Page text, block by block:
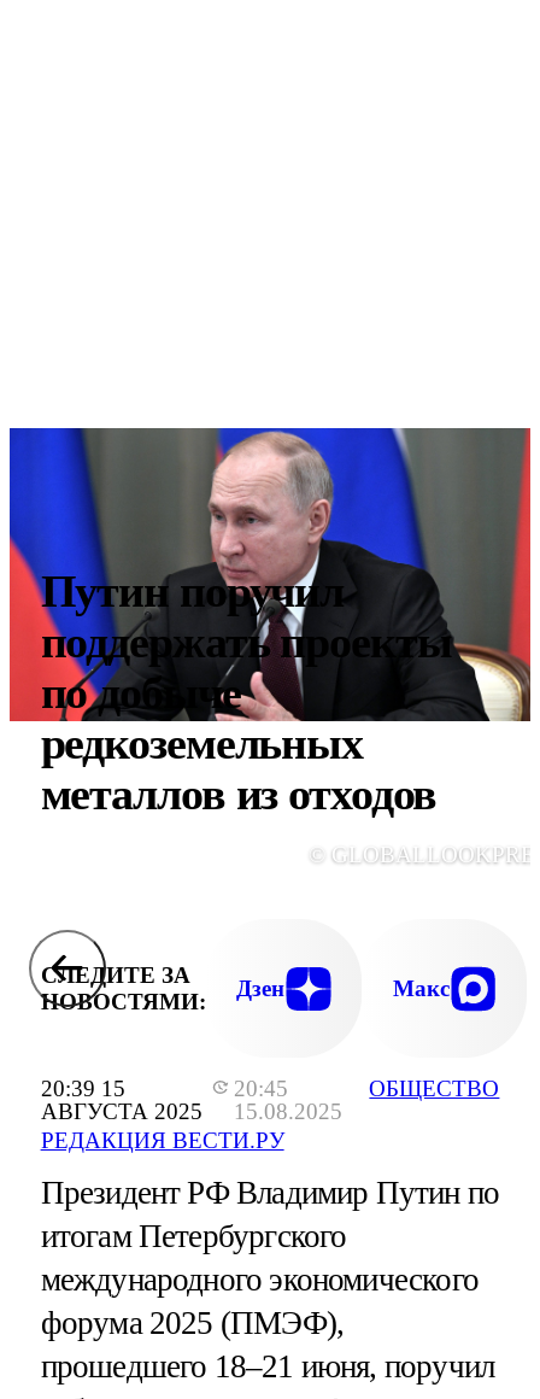
20:39 15
АВГУСТА 2025
20:45
15.08.2025
РЕДАКЦИЯ ВЕСТИ.РУ
ОБЩЕСТВО
Путин поручил
поддержать проекты
по добыче
редкоземельных
металлов из отходов
©
СЛЕДИТЕ ЗА
НОВОСТЯМИ:
Дзен Макс
Президент РФ Владимир Путин по
итогам Петербургского
международного экономического
форума 2025 (ПМЭФ),
прошедшего 18–21 июня, поручил